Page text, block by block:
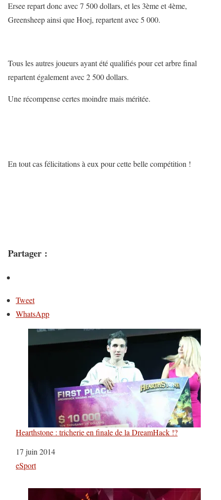
Ersee repart donc avec 7 500 dollars, et les 3ème et 4ème,
Greensheep ainsi que Hoej, repartent avec 5 000.
Tous les autres joueurs ayant été qualifiés pour cet arbre final
repartent également avec 2 500 dollars.
Une récompense certes moindre mais méritée.
En tout cas félicitations à eux pour cette belle compétition !
Partager :
Tweet
WhatsApp
Hearthstone : tricherie en finale de la DreamHack !?
Date
17 juin 2014
Par rapport à
eSport